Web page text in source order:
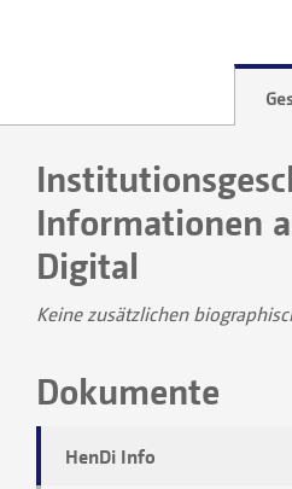
Dokumente
HenDi Info
Informationen
Digital
Keine zusätzlichen